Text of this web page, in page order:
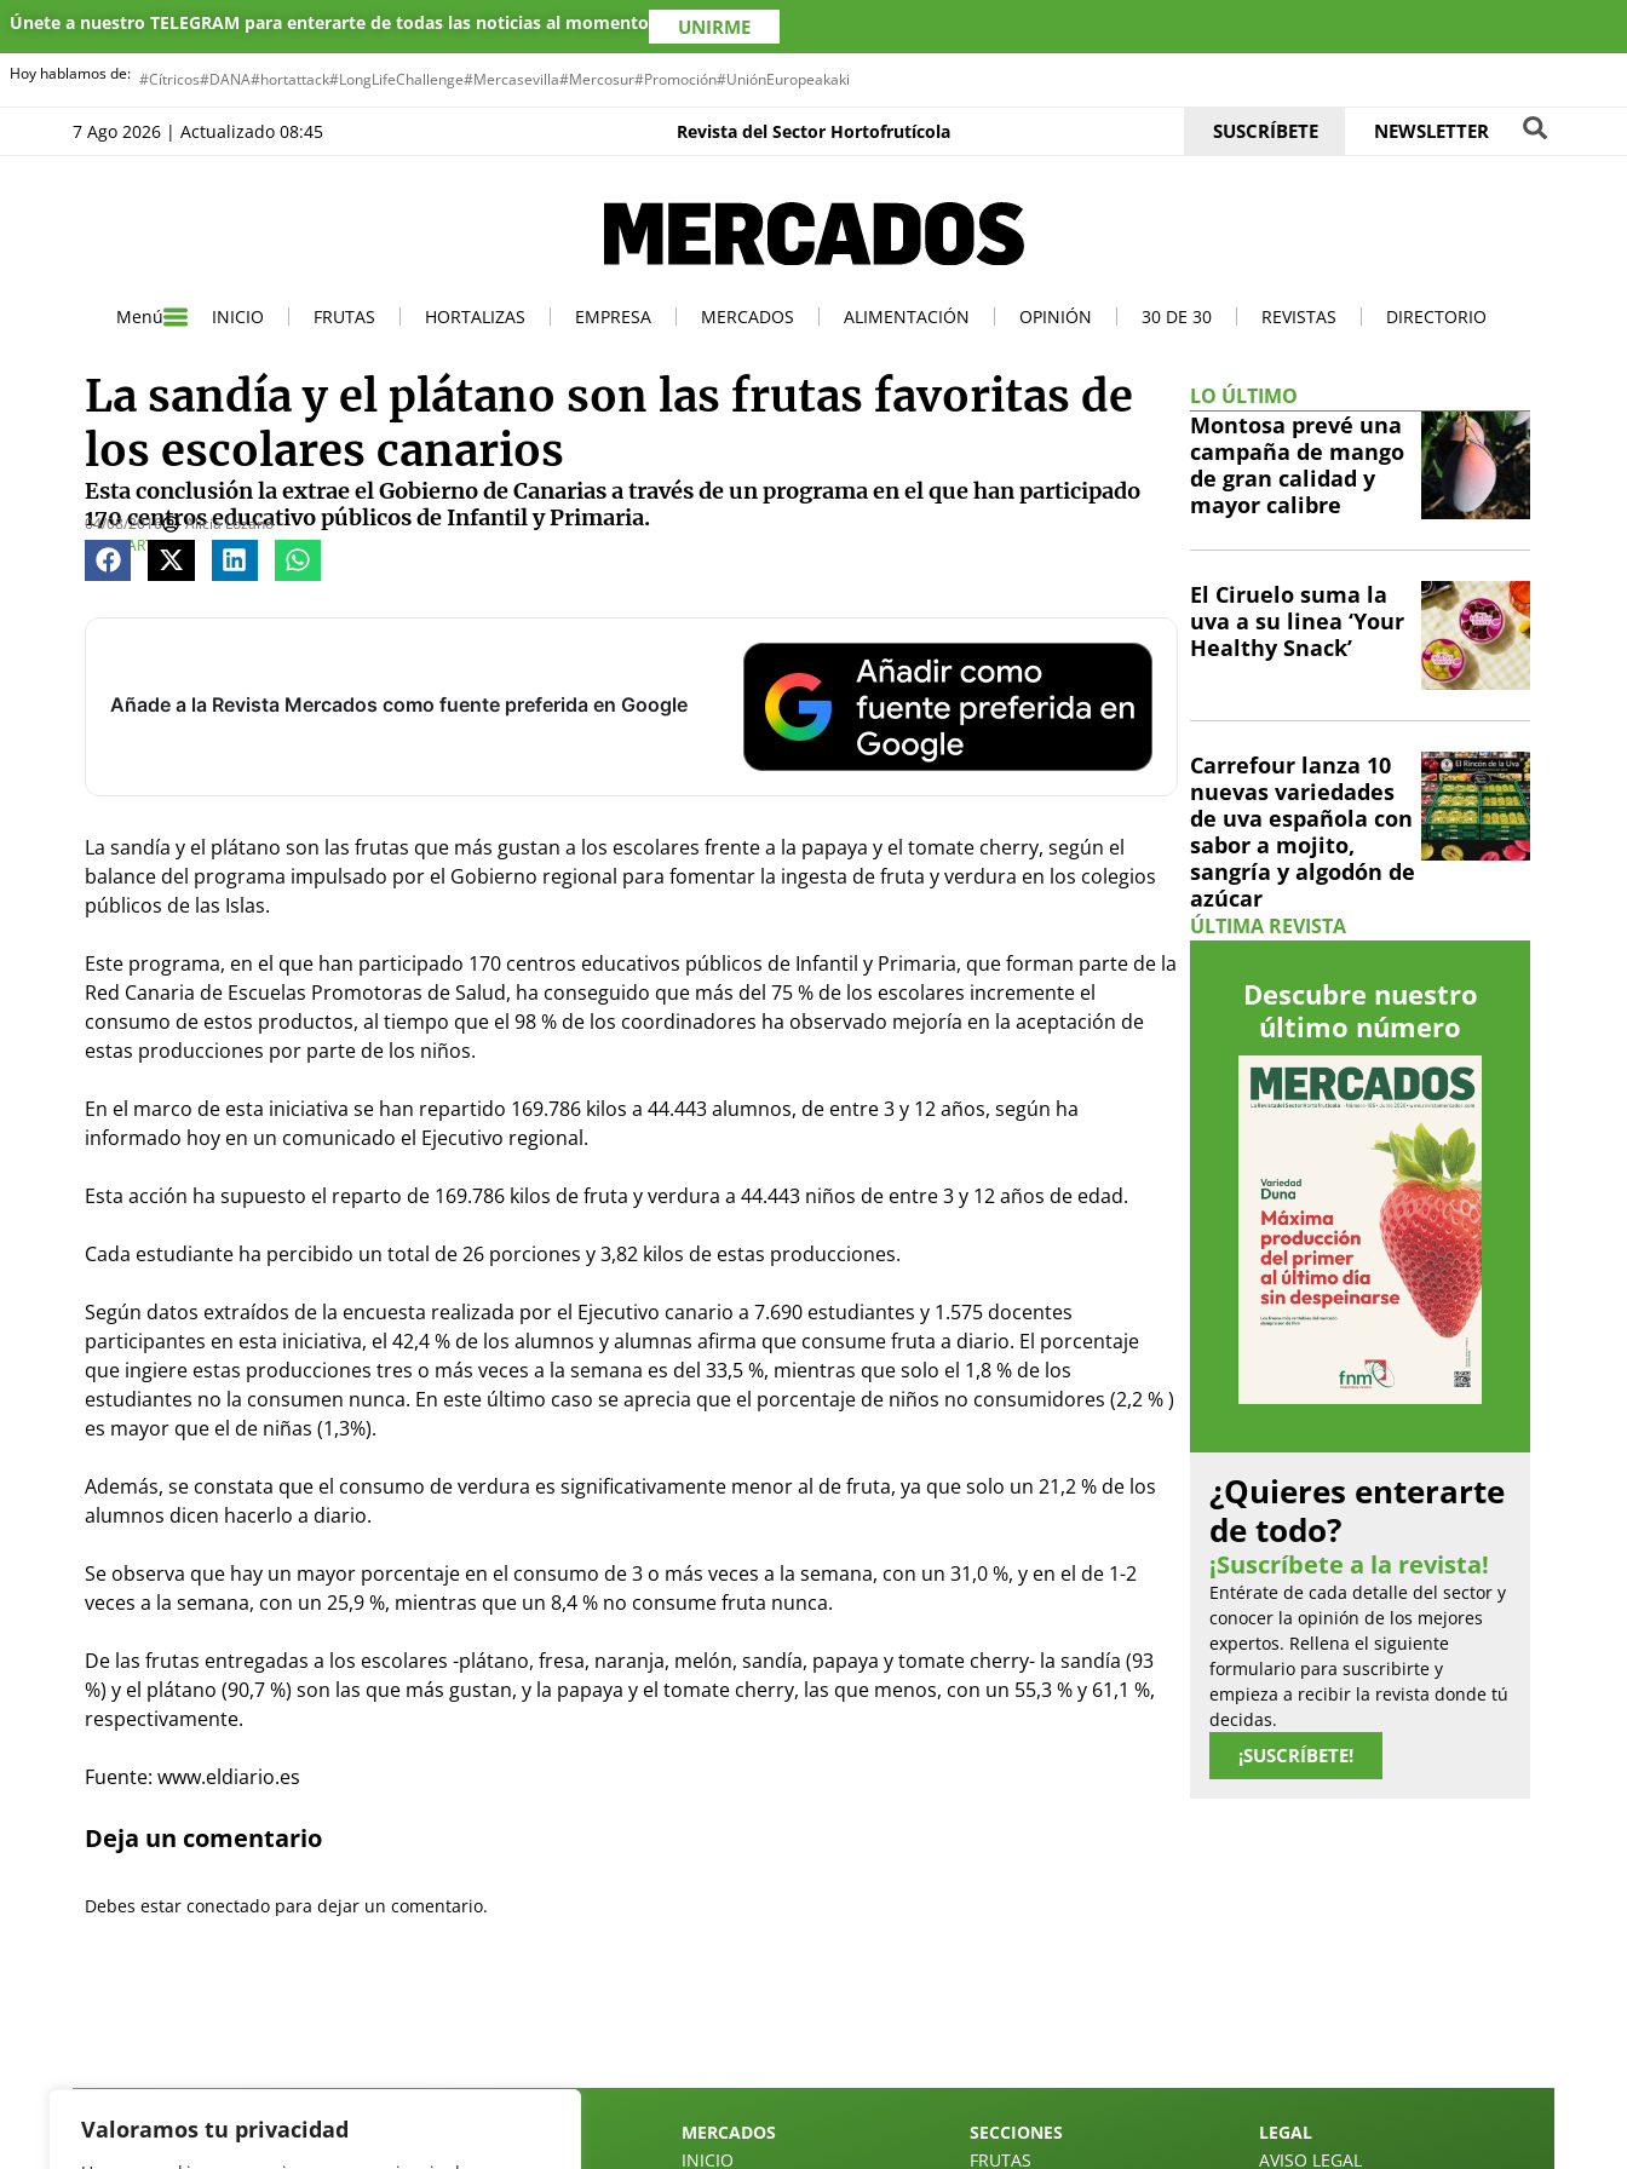
Valoramos tu privacidad
Únete a nuestro TELEGRAM para enterarte de todas las noticias al momento UNIRME
Hoy hablamos de: #Cítricos#DANA#hortattack#LongLifeChallenge#Mercasevilla#Mercosur#Promoción#UniónEuropeakaki
7 Ago 2026 | Actualizado 08:45 Revista del Sector Hortofrutícola SUSCRÍBETE NEWSLETTER
Menú INICIO FRUTAS HORTALIZAS EMPRESA MERCADOS ALIMENTACIÓN OPINIÓN 30 DE 30 REVISTAS DIRECTORIO
La sandía y el plátano son las frutas favoritas de
los escolares canarios
Esta conclusión la extrae el Gobierno de Canarias a través de un programa en el que han participado
170 centros educativo públicos de Infantil y Primaria.
04/08/2016
Alicia Lozano
COMPARTE
Añade a la Revista Mercados como fuente preferida en Google
La sandía y el plátano son las frutas que más gustan a los escolares frente a la papaya y el tomate cherry, según el
balance del programa impulsado por el Gobierno regional para fomentar la ingesta de fruta y verdura en los colegios
públicos de las Islas.
Este programa, en el que han participado 170 centros educativos públicos de Infantil y Primaria, que forman parte de la
Red Canaria de Escuelas Promotoras de Salud, ha conseguido que más del 75 % de los escolares incremente el
consumo de estos productos, al tiempo que el 98 % de los coordinadores ha observado mejoría en la aceptación de
estas producciones por parte de los niños.
En el marco de esta iniciativa se han repartido 169.786 kilos a 44.443 alumnos, de entre 3 y 12 años, según ha
informado hoy en un comunicado el Ejecutivo regional.
Esta acción ha supuesto el reparto de 169.786 kilos de fruta y verdura a 44.443 niños de entre 3 y 12 años de edad.
Cada estudiante ha percibido un total de 26 porciones y 3,82 kilos de estas producciones.
Según datos extraídos de la encuesta realizada por el Ejecutivo canario a 7.690 estudiantes y 1.575 docentes
participantes en esta iniciativa, el 42,4 % de los alumnos y alumnas afirma que consume fruta a diario. El porcentaje
que ingiere estas producciones tres o más veces a la semana es del 33,5 %, mientras que solo el 1,8 % de los
estudiantes no la consumen nunca. En este último caso se aprecia que el porcentaje de niños no consumidores (2,2 % )
es mayor que el de niñas (1,3%).
Además, se constata que el consumo de verdura es significativamente menor al de fruta, ya que solo un 21,2 % de los
alumnos dicen hacerlo a diario.
Se observa que hay un mayor porcentaje en el consumo de 3 o más veces a la semana, con un 31,0 %, y en el de 1-2
veces a la semana, con un 25,9 %, mientras que un 8,4 % no consume fruta nunca.
De las frutas entregadas a los escolares -plátano, fresa, naranja, melón, sandía, papaya y tomate cherry- la sandía (93
%) y el plátano (90,7 %) son las que más gustan, y la papaya y el tomate cherry, las que menos, con un 55,3 % y 61,1 %,
respectivamente.
Fuente: www.eldiario.es
Deja un comentario
Debes estar conectado para dejar un comentario.
LO ÚLTIMO
Montosa prevé una
campaña de mango
de gran calidad y
mayor calibre
El Ciruelo suma la
uva a su linea ‘Your
Healthy Snack’
Carrefour lanza 10
nuevas variedades
de uva española con
sabor a mojito,
sangría y algodón de
azúcar
ÚLTIMA REVISTA
Descubre nuestro
último número
¿Quieres enterarte
de todo?
¡Suscríbete a la revista!
Entérate de cada detalle del sector y
conocer la opinión de los mejores
expertos. Rellena el siguiente
formulario para suscribirte y
empieza a recibir la revista donde tú
decidas.
¡SUSCRÍBETE!
MERCADOS
INICIO
SECCIONES
FRUTAS
LEGAL
AVISO LEGAL